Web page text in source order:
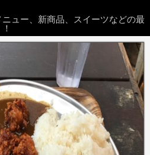
ュー、新商品、スイーツなどの最